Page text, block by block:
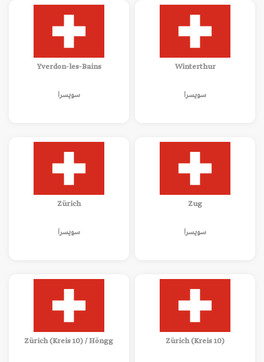
Winterthur
سويسرا
Yverdon-les-Bains
سويسرا
Zug
سويسرا
Zürich
سويسرا
Zürich (Kreis 10)
Zürich (Kreis 10) / Höngg